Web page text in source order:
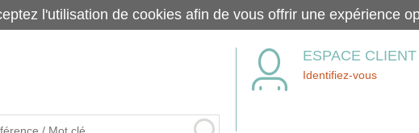
ESPACE CLIENT
Identifiez-vous
l'utilisation de cookies afin de vous offrir une